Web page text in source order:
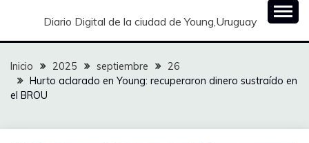
Diario Digital de la ciudad de Young,Uruguay
Inicio 2025 septiembre
26
Hurto aclarado en Young: recuperaron dinero sustraído en
el BROU